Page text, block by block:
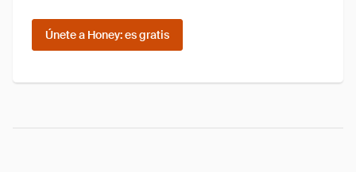
Únete a Honey: es gratis